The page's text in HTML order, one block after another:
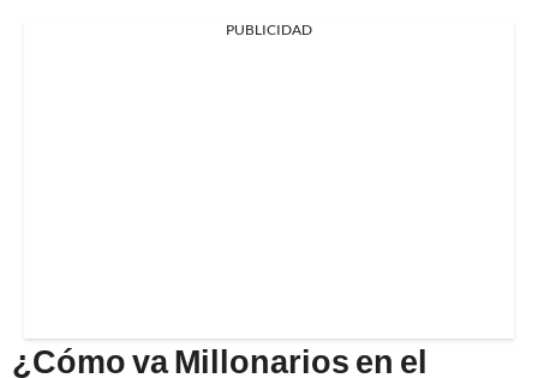
PUBLICIDAD
¿Cómo va Millonarios en el